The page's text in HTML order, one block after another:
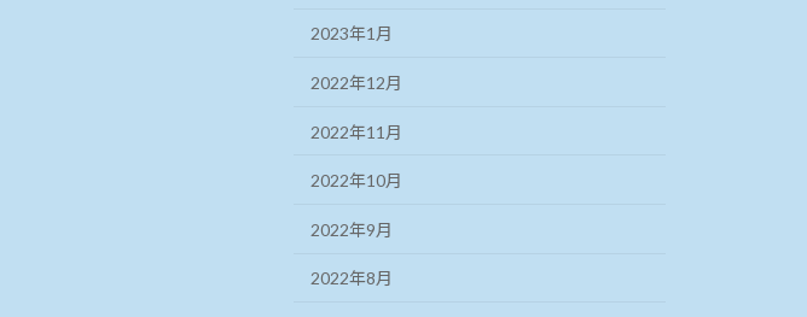
2023年1月
2022年12月
2022年11月
2022年10月
2022年9月
2022年8月